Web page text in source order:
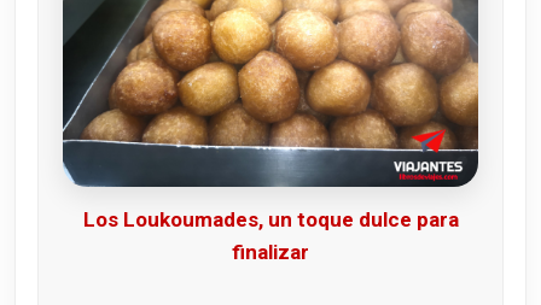
Los Loukoumades, un toque dulce para
finalizar